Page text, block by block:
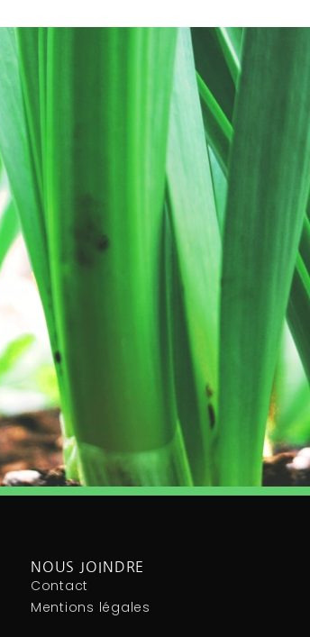
NOUS JOINDRE
Contact
Mentions légales